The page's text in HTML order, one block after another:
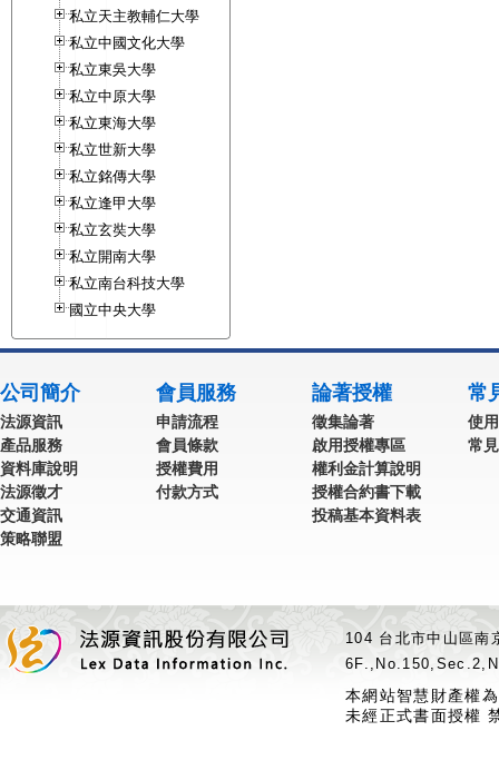
私立天主教輔仁大學
私立中國文化大學
私立東吳大學
私立中原大學
私立東海大學
私立世新大學
私立銘傳大學
私立逢甲大學
私立玄奘大學
私立開南大學
私立南台科技大學
國立中央大學
公司簡介
法源資訊
產品服務
資料庫說明
法源徵才
交通資訊
策略聯盟
會員服務
申請流程
會員條款
授權費用
付款方式
論著授權
徵集論著
啟用授權專區
權利金計算說明
授權合約書下載
投稿基本資料表
常
使
常
104 台北市中山區
本網站智慧財產權
未經正式書面授權